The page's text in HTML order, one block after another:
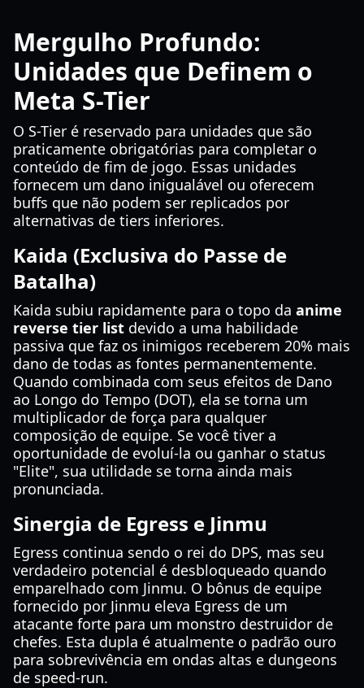
Mergulho Profundo:
Unidades que Definem o
Meta S-Tier
O S-Tier é reservado para unidades que são
praticamente obrigatórias para completar o
conteúdo de fim de jogo. Essas unidades
fornecem um dano inigualável ou oferecem
buffs que não podem ser replicados por
alternativas de tiers inferiores.
Kaida (Exclusiva do Passe de
Batalha)
Kaida subiu rapidamente para o topo da anime
reverse tier list devido a uma habilidade
passiva que faz os inimigos receberem 20% mais
dano de todas as fontes permanentemente.
Quando combinada com seus efeitos de Dano
ao Longo do Tempo (DOT), ela se torna um
multiplicador de força para qualquer
composição de equipe. Se você tiver a
oportunidade de evoluí-la ou ganhar o status
"Elite", sua utilidade se torna ainda mais
pronunciada.
Sinergia de Egress e Jinmu
Egress continua sendo o rei do DPS, mas seu
verdadeiro potencial é desbloqueado quando
emparelhado com Jinmu. O bônus de equipe
fornecido por Jinmu eleva Egress de um
atacante forte para um monstro destruidor de
chefes. Esta dupla é atualmente o padrão ouro
para sobrevivência em ondas altas e dungeons
de speed-run.